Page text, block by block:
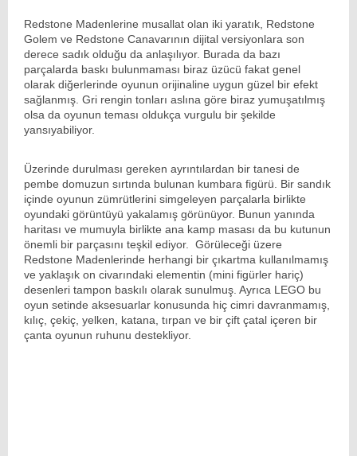
Redstone Madenlerine musallat olan iki yaratık, Redstone
Golem ve Redstone Canavarının dijital versiyonlara son
derece sadık olduğu da anlaşılıyor. Burada da bazı
parçalarda baskı bulunmaması biraz üzücü fakat genel
olarak diğerlerinde oyunun orijinaline uygun güzel bir efekt
sağlanmış. Gri rengin tonları aslına göre biraz yumuşatılmış
olsa da oyunun teması oldukça vurgulu bir şekilde
yansıyabiliyor.
Üzerinde durulması gereken ayrıntılardan bir tanesi de
pembe domuzun sırtında bulunan kumbara figürü. Bir sandık
içinde oyunun zümrütlerini simgeleyen parçalarla birlikte
oyundaki görüntüyü yakalamış görünüyor. Bunun yanında
haritası ve mumuyla birlikte ana kamp masası da bu kutunun
önemli bir parçasını teşkil ediyor. Görüleceği üzere
Redstone Madenlerinde herhangi bir çıkartma kullanılmamış
ve yaklaşık on civarındaki elementin (mini figürler hariç)
desenleri tampon baskılı olarak sunulmuş. Ayrıca LEGO bu
oyun setinde aksesuarlar konusunda hiç cimri davranmamış,
kılıç, çekiç, yelken, katana, tırpan ve bir çift çatal içeren bir
çanta oyunun ruhunu destekliyor.